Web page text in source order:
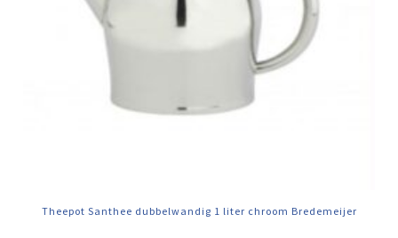
Theepot Santhee dubbelwandig 1 liter chroom Bredemeijer